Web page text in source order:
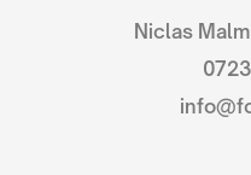
Niclas